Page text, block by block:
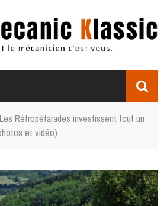
Les Rétropétarades investissent tout un
et vidéo)